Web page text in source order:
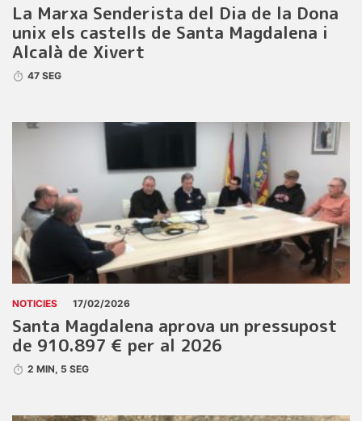
La Marxa Senderista del Dia de la Dona
unix els castells de Santa Magdalena i
Alcalà de Xivert
47 SEG
NOTICIES 17/02/2026
Santa Magdalena aprova un pressupost
de 910.897 € per al 2026
2 MIN, 5 SEG